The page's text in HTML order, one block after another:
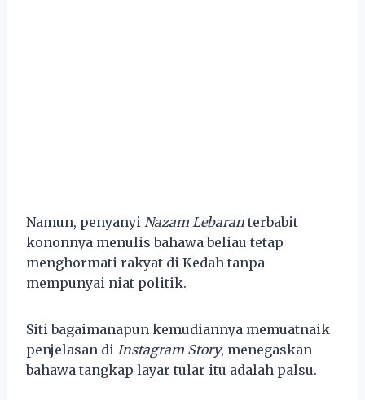
Namun, penyanyi Nazam Lebaran terbabit
kononnya menulis bahawa beliau tetap
menghormati rakyat di Kedah tanpa
mempunyai niat politik.
Siti bagaimanapun kemudiannya memuatnaik
penjelasan di Instagram Story, menegaskan
bahawa tangkap layar tular itu adalah palsu.